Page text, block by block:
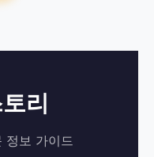
리
정보 가이드